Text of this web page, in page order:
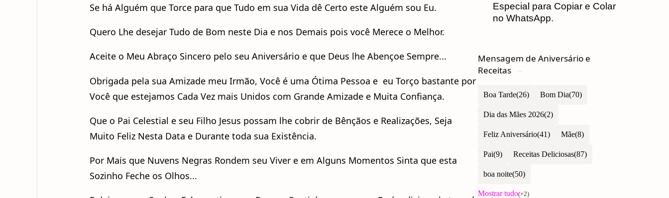
Se há Alguém que Torce para que Tudo em sua Vida dê Certo este Alguém sou Eu.
Quero Lhe desejar Tudo de Bom neste Dia e nos Demais pois você Merece o Melhor.
Aceite o Meu Abraço Sincero pelo seu Aniversário e que Deus lhe Abençoe Sempre...
Obrigada pela sua Amizade meu Irmão, Você é uma Ótima Pessoa e eu Torço bastante por
Você que estejamos Cada Vez mais Unidos com Grande Amizade e Muita Confiança.
Que o Pai Celestial e seu Filho Jesus possam lhe cobrir de Bênçãos e Realizações, Seja
Muito Feliz Nesta Data e Durante toda sua Existência.
Por Mais que Nuvens Negras Rondem seu Viver e em Alguns Momentos Sinta que esta
Sozinho Feche os Olhos...
Especial para Copiar e Colar
no WhatsApp.
Mensagem de Aniversário e
Receitas
Boa Tarde Bom Dia
Dia das Mães 2026
Feliz Aniversário Mãe
Pai Receitas Deliciosas
boa noite